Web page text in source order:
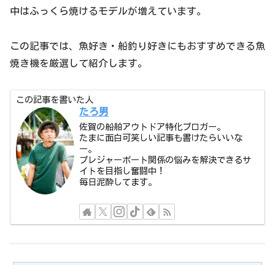
中はふっくら焼けるモデルが増えています。
この記事では、魚好き・船釣り好きにもおすすめできる魚
焼き機を厳選して紹介します。
この記事を書いた人
たろ男
佐賀の船舶アウトドア特化ブロガー。
たまに面白可笑しい記事も書けたらいいな
ー。
プレジャーボート関係の悩みを解決できるサ
イトを目指し奮闘中！
毎日泥酔してます。